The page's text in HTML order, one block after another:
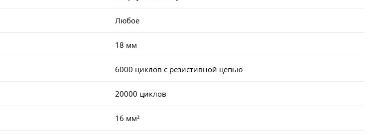
Любое
18 мм
6000 циклов с резистивной цепью
20000 циклов
16 мм²